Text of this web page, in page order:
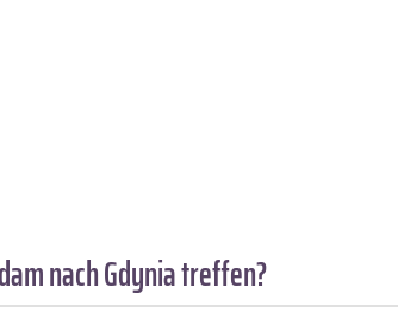
nach Gdynia treffen?